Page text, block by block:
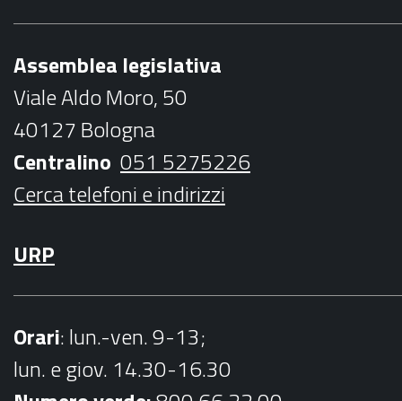
e
k
t
t
a
m
t
b
e
l
Assemblea legislativa
Viale Aldo Moro, 50
40127 Bologna
Centralino 051 5275226
Cerca telefoni e indirizzi
URP
Orari: lun.-ven. 9-13;
lun. e giov. 14.30-16.30